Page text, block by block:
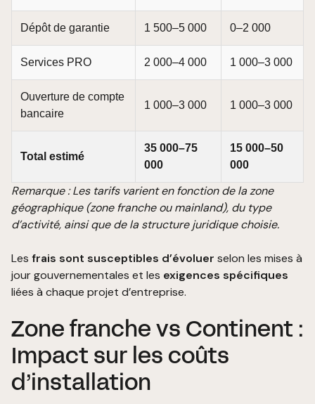
Dépôt de garantie 1 500–5 000 0–2 000
Services PRO 2 000–4 000 1 000–3 000
Ouverture de compte
bancaire
1 000–3 000 1 000–3 000
Total estimé
35 000–75
000
15 000–50
000
Remarque : Les tarifs varient en fonction de la zone
géographique (zone franche ou mainland), du type
d’activité, ainsi que de la structure juridique choisie.
Les frais sont susceptibles d’évoluer selon les mises à
jour gouvernementales et les exigences spécifiques
liées à chaque projet d’entreprise.
Zone franche vs Continent :
Impact sur les coûts
d’installation